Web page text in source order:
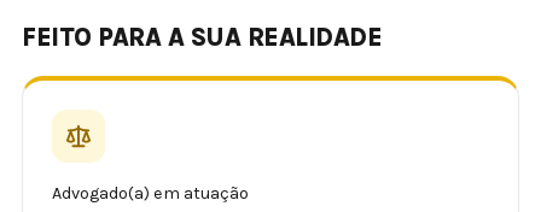
FEITO PARA A SUA REALIDADE
Advogado(a) em atuação